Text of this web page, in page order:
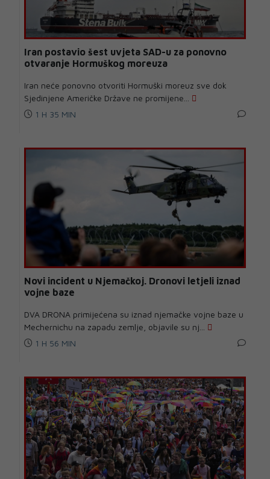
Iran postavio šest uvjeta SAD-u za ponovno
otvaranje Hormuškog moreuza
Iran neće ponovno otvoriti Hormuški moreuz sve dok
Sjedinjene Američke Države ne promijene...
1 H 35 MIN
Novi incident u Njemačkoj. Dronovi letjeli iznad
vojne baze
DVA DRONA primijećena su iznad njemačke vojne baze u
Mechernichu na zapadu zemlje, objavile su nj...
1 H 56 MIN